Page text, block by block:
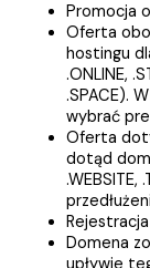
Promocja
Oferta
hostingu
.ONLINE,
.SPACE).
wybrać
Oferta
dotąd
.WEBSITE,
Domena